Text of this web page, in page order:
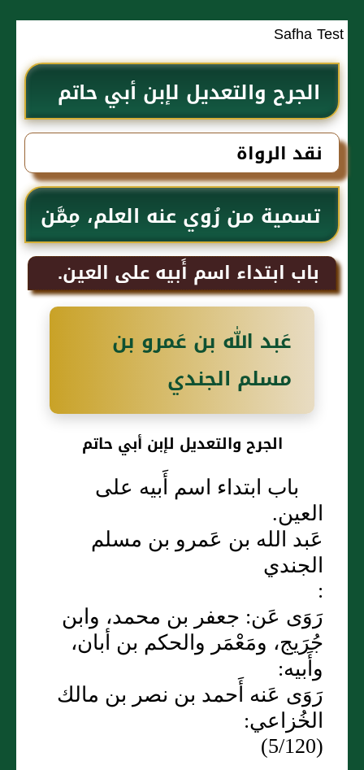
Safha Test
الجرح والتعديل لإبن أبي حاتم
نقد الرواة
تسمية من رُوي عنه العلم، مِمَّن
يُسَمَّى عَبد الله
باب ابتداء اسم أَبيه على العين.
عَبد الله بن عَمرو بن
مسلم الجندي
الجرح والتعديل لإبن أبي حاتم
باب ابتداء اسم أَبيه على
العين.
عَبد الله بن عَمرو بن مسلم
الجندي
:
رَوَى عَن: جعفر بن محمد، وابن
جُرَيج، ومَعْمَر والحكم بن أبان،
وأَبيه:
رَوَى عَنه أَحمد بن نصر بن مالك
الخُزاعي:
(5/120)